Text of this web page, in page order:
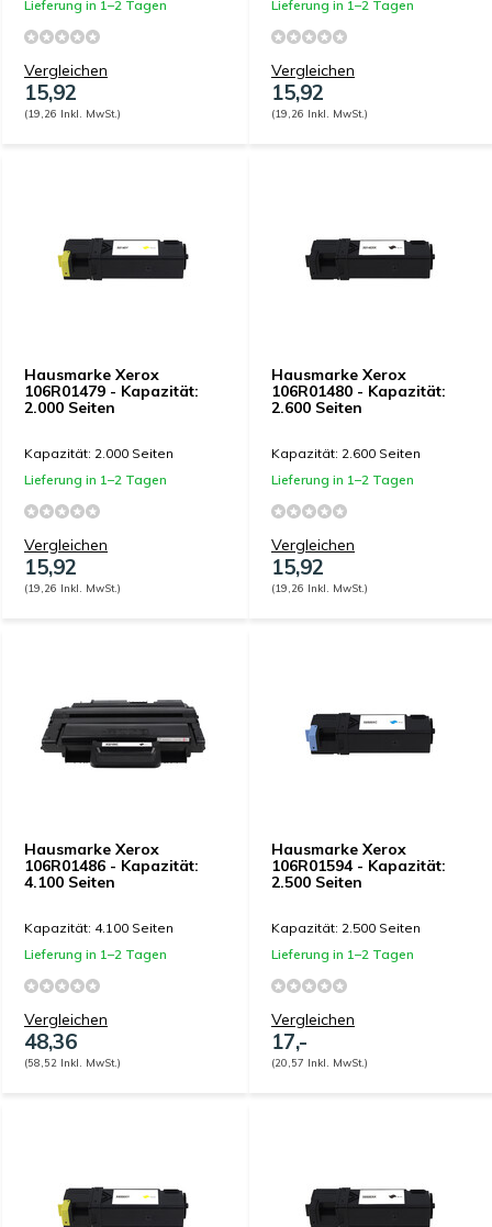
Lieferung in 1–2 Tagen
Vergleichen
15,92
(19,26 Inkl. MwSt.)
Lieferung in 1–2 Tagen
Vergleichen
15,92
(19,26 Inkl. MwSt.)
Hausmarke Xerox
106R01479 - Kapazität:
2.000 Seiten
Kapazität: 2.000 Seiten
Lieferung in 1–2 Tagen
Vergleichen
15,92
(19,26 Inkl. MwSt.)
Hausmarke Xerox
106R01480 - Kapazität:
2.600 Seiten
Kapazität: 2.600 Seiten
Lieferung in 1–2 Tagen
Vergleichen
15,92
(19,26 Inkl. MwSt.)
Hausmarke Xerox
106R01486 - Kapazität:
4.100 Seiten
Kapazität: 4.100 Seiten
Lieferung in 1–2 Tagen
Vergleichen
48,36
(58,52 Inkl. MwSt.)
Hausmarke Xerox
106R01594 - Kapazität:
2.500 Seiten
Kapazität: 2.500 Seiten
Lieferung in 1–2 Tagen
Vergleichen
17,-
(20,57 Inkl. MwSt.)